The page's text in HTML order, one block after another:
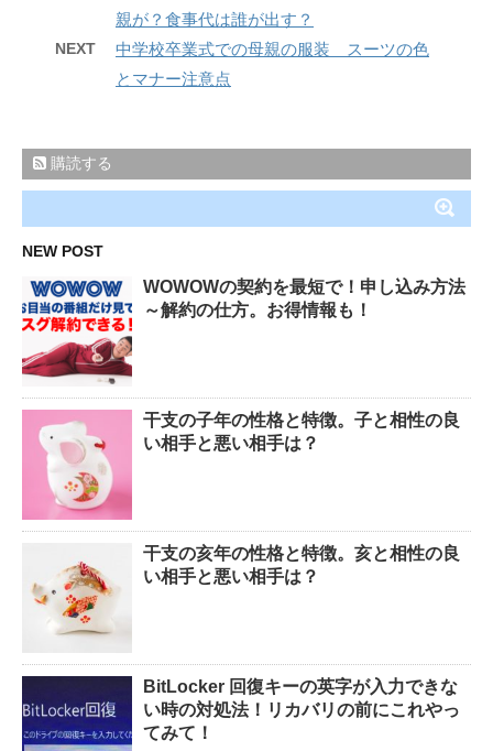
親が？食事代は誰が出す？
NEXT
中学校卒業式での母親の服装 スーツの色
とマナー注意点
購読する
NEW POST
WOWOWの契約を最短で！申し込み方法
～解約の仕方。お得情報も！
干支の子年の性格と特徴。子と相性の良
い相手と悪い相手は？
干支の亥年の性格と特徴。亥と相性の良
い相手と悪い相手は？
BitLocker 回復キーの英字が入力できな
い時の対処法！リカバリの前にこれやっ
てみて！